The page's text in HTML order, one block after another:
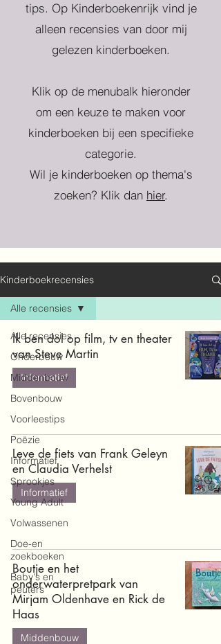
tips. Op Kinderboekenrijk vind je
alleen recensies van door mij
gelezen kinderboeken.
Klik op de menubalk hieronder
om een keuze te maken voor
kinderboeken bij een specifieke
categorie.
Wil je kinderboeken op thema's
zoeken? Klik dan hier.
Kinderboekrecensies
Alle recensies
Onderbouw
Middenbouw
Bovenbouw
Voorleestips
Poëzie
Informatief
Sprookjes
Young Adult
Volwassenen
Doe-en
zoekboeken
Baby's en
peuters
Alle recensies
Ik ben dol op film, tv en theater
van Steve Martin
Informatief
Leve de fiets van Frank Geleyn
en Claudia Verhelst
Informatief
Boutje en het
onderwaterpretpark van
Mirjam Oldenhave en Rick de
Haas
Middenbouw